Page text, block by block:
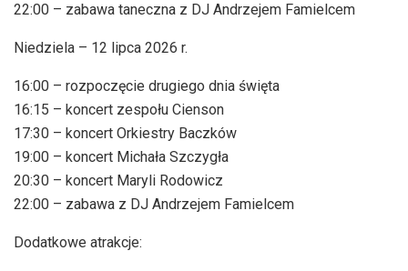
22:00 – zabawa taneczna z DJ Andrzejem Famielcem
Niedziela – 12 lipca 2026 r.
16:00 – rozpoczęcie drugiego dnia święta
16:15 – koncert zespołu Cienson
17:30 – koncert Orkiestry Baczków
19:00 – koncert Michała Szczygła
20:30 – koncert Maryli Rodowicz
22:00 – zabawa z DJ Andrzejem Famielcem
Dodatkowe atrakcje: